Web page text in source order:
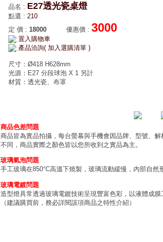
品名 : E27透光瓷桌燈
點選 : 210
定 價 : 18000 優惠價 : 3000
置入購物車
產品洽詢( 加入選購清單 )
尺寸：Ø418 H628mm
光源：E27 分段球泡 X 1 另計
材質：透光瓷、布罩
商品色差問題
商品皆為實品拍攝，每台螢幕與手機會因品牌、型號、
不同，商品實際之顏色皆以您所收到之實品為主。
玻璃氣泡問題
手工玻璃在850°C高溫下燒製，玻璃流動緩慢，內部自然
玻璃電鍍問題
造型燈具常透過玻璃電鍍技術呈現豐富色彩，以液體成
（建議購買前，務必詳閱該項商品之特性介紹）